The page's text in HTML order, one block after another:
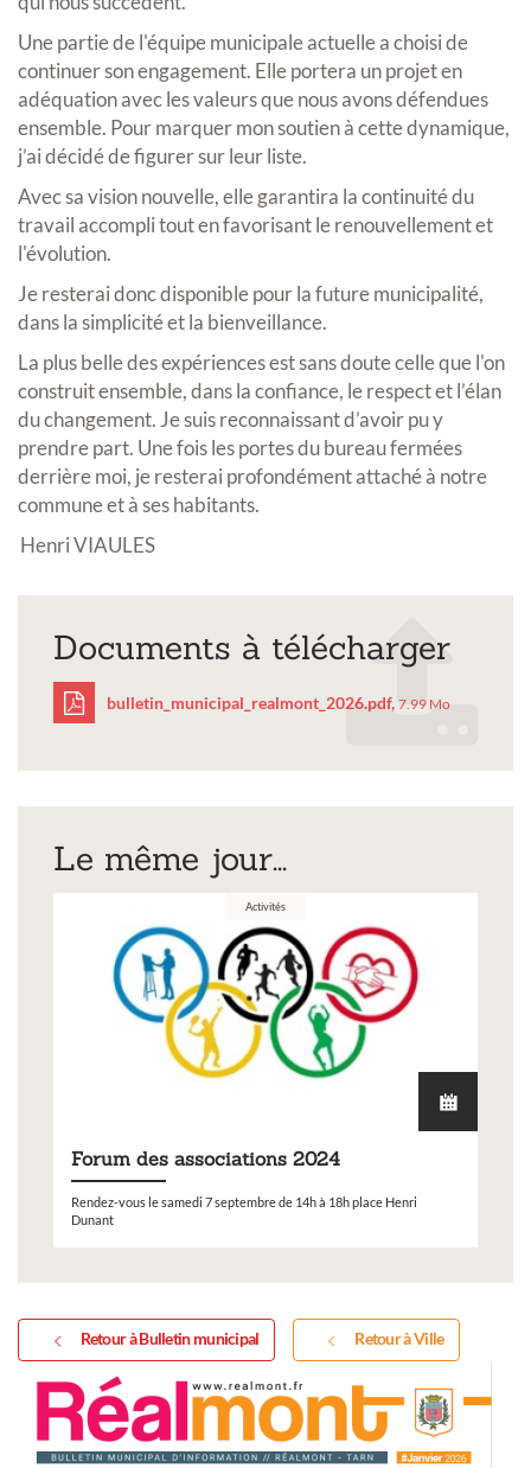
Une partie de l'équipe municipale actuelle a choisi de
continuer son engagement. Elle portera un projet en
adéquation avec les valeurs que nous avons défendues
ensemble. Pour marquer mon soutien à cette dynamique,
j’ai décidé de figurer sur leur liste.
Avec sa vision nouvelle, elle garantira la continuité du
travail accompli tout en favorisant le renouvellement et
l'évolution.
Je resterai donc disponible pour la future municipalité,
dans la simplicité et la bienveillance.
La plus belle des expériences est sans doute celle que l'on
construit ensemble, dans la confiance, le respect et l’élan
du changement. Je suis reconnaissant d’avoir pu y
prendre part. Une fois les portes du bureau fermées
derrière moi, je resterai profondément attaché à notre
commune et à ses habitants.
Henri VIAULES
Documents à télécharger
bulletin_municipal_realmont_2026.pdf, 7.99 Mo
Le même jour...
Activités
Forum des associations 2024
Rendez-vous le samedi 7 septembre de 14h à 18h place Henri
Dunant
Retour à Bulletin municipal Retour à Ville